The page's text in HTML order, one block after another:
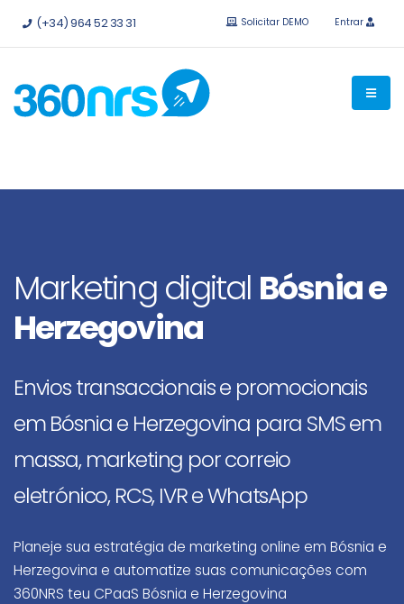
Experimentegrátis sem compromisso.APIs e integrações
(+34) 964 52 33 31 Solicitar DEMO Entrar
Marketing digital Bósnia e
Herzegovina
Envios transaccionais e promocionais
em Bósnia e Herzegovina para SMS em
massa, marketing por correio
eletrónico, RCS, IVR e WhatsApp
Planeje sua estratégia de marketing online em Bósnia e
Herzegovina e automatize suas comunicações com
360NRS teu CPaaS Bósnia e Herzegovina